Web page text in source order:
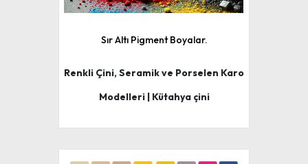
Sır Altı Pigment Boyalar.
Renkli Çini, Seramik ve Porselen Karo
Modelleri | Kütahya çini